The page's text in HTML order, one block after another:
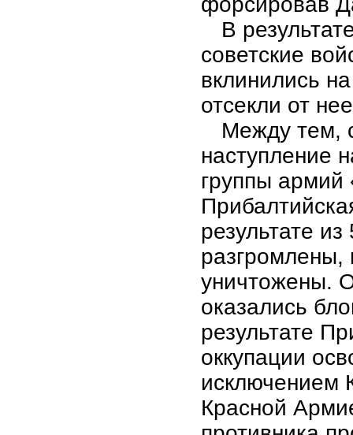
В
советские
вклинились
отсекли от
Между тем,
наступление
группы
результате
разгромлены,
уничтожены.
оказались
результате
оккупации
исключением
Красной